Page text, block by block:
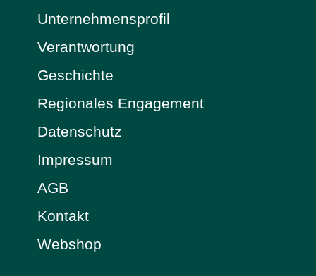
Unternehmensprofil
Verantwortung
Geschichte
Regionales Engagement
Datenschutz
Impressum
AGB
Kontakt
Webshop